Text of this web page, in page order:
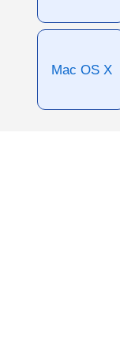
Mac OS X